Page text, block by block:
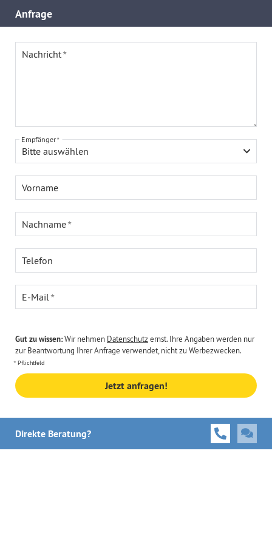
Anfrage
Nachricht
Bitte auswählen
Empfänger
Vorname
Nachname
Telefon
E-Mail
Gut zu wissen:Wir nehmen Datenschutzernst. Ihre Angaben werden nur
zur Beantwortung Ihrer Anfrage verwendet, nicht zu Werbezwecken.
Pflichtfeld
Jetzt anfragen!
Direkte Beratung?